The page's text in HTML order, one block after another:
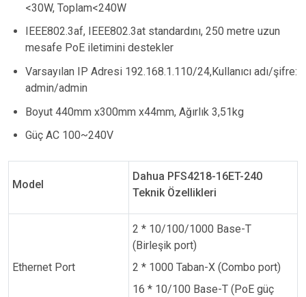
<30W, Toplam<240W
IEEE802.3af, IEEE802.3at standardını, 250 metre uzun
mesafe PoE iletimini destekler
Varsayılan IP Adresi 192.168.1.110/24,Kullanıcı adı/şifre:
admin/admin
Boyut 440mm x300mm x44mm, Ağırlık 3,51kg
Güç AC 100~240V
Model
Dahua PFS4218-16ET-240
Teknik Özellikleri
Ethernet Port
2 * 10/100/1000 Base-T
(Birleşik port)
2 * 1000 Taban-X (Combo port)
16 * 10/100 Base-T (PoE güç